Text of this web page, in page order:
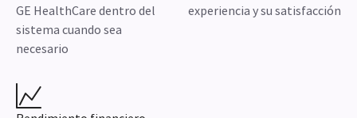
GE HealthCare dentro del
sistema cuando sea
necesario
experiencia y su satisfacción